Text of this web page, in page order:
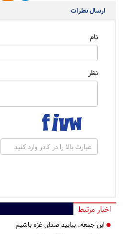
ارسال نظرات
نام
نظر
اخبار مرتبط
این جمعه، بیایید صدای غزه باشیم